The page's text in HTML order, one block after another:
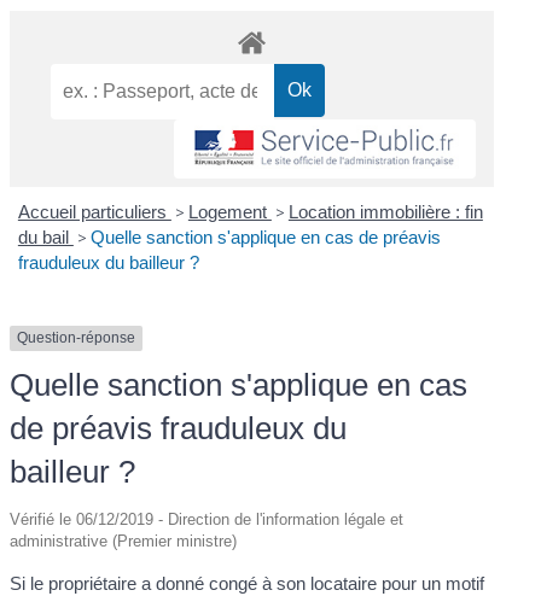
Accueil particuliers > Logement > Location immobilière : fin
du bail > Quelle sanction s'applique en cas de préavis
frauduleux du bailleur ?
Question-réponse
Quelle sanction s'applique en cas
de préavis frauduleux du
bailleur ?
Vérifié le 06/12/2019 - Direction de l'information légale et
administrative (Premier ministre)
Si le propriétaire a donné congé à son locataire pour un motif